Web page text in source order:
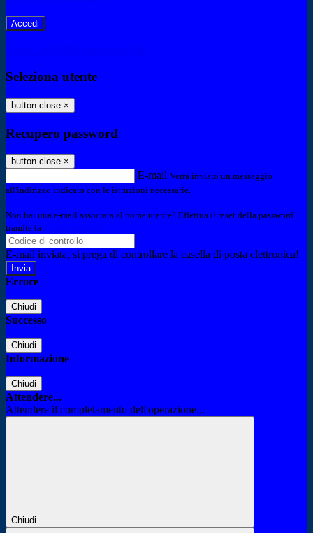
-
Seleziona utente
button close ×
Recupero password
button close ×
E-mail Verrà inviato un messaggio
all'indirizzo indicato con le istruzioni necessarie.
Non hai una e-mail associata al nome utente? Effettua il reset della password
tramite la
E-mail inviata, si prega di controllare la casella di posta elettronica!
Errore
Chiudi
Successo
Chiudi
Informazione
Chiudi
Attendere...
Attendere il completamento dell'operazione...
Chiudi